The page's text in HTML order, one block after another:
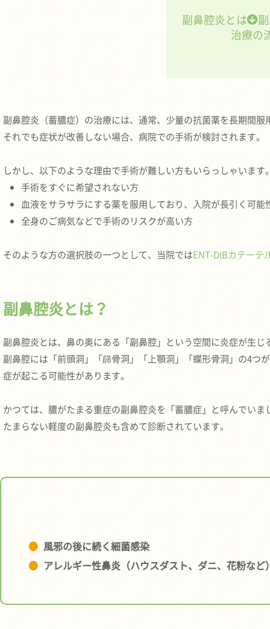
副鼻腔炎とは
治療の
副鼻腔炎（蓄膿症）の治療には、通常、少量の抗菌薬を長期間
それでも症状が改善しない場合、病院での手術が検討されます。
しかし、以下のような理由で手術が難しい方もいらっしゃいます
手術をすぐに希望されない方
血液をサラサラにする薬を服用しており、入院が長引く可能
全身のご病気などで手術のリスクが高い方
そのような方の選択肢の一つとして、当院ではENT-DIBカテーテ
副鼻腔炎とは？
副鼻腔炎とは、鼻の奥にある「副鼻腔」という空間に炎症が生じ
副鼻腔には「前頭洞」「篩骨洞」「上顎洞」「蝶形骨洞」の4つ
症が起こる可能性があります。
かつては、膿がたまる重症の副鼻腔炎を「蓄膿症」と呼んでいま
たまらない軽度の副鼻腔炎も含めて診断されています。
風邪の後に続く細菌感染
アレルギー性鼻炎（ハウスダスト、ダニ、花粉など